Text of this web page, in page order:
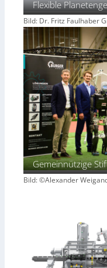
i
s
i
n
Flexible
Bild: Dr. Fritz Faulhaber
Gemeinnützige
Bild: ©Alexander